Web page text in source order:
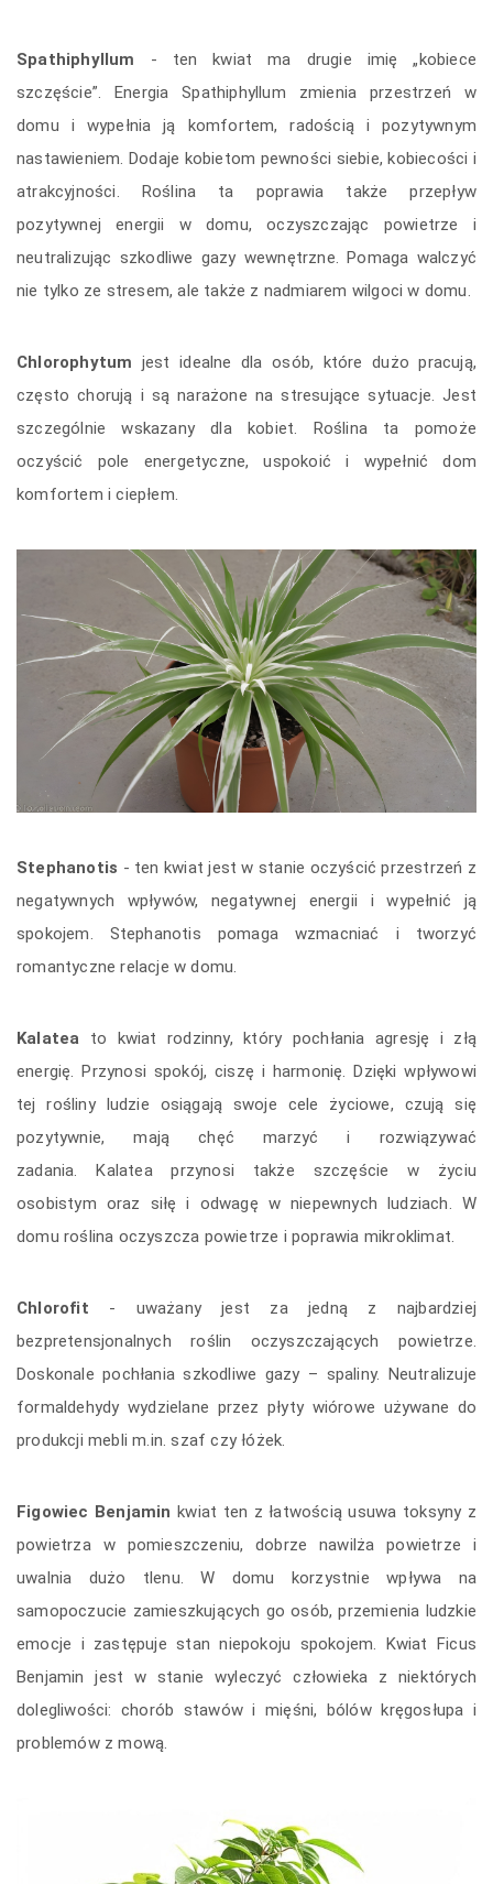
Spathiphyllum - ten kwiat ma drugie imię „kobiece
szczęście”. Energia Spathiphyllum zmienia przestrzeń w
domu i wypełnia ją komfortem, radością i pozytywnym
nastawieniem. Dodaje kobietom pewności siebie, kobiecości i
atrakcyjności. Roślina ta poprawia także przepływ
pozytywnej energii w domu, oczyszczając powietrze i
neutralizując szkodliwe gazy wewnętrzne. Pomaga walczyć
nie tylko ze stresem, ale także z nadmiarem wilgoci w domu.
Chlorophytum jest idealne dla osób, które dużo pracują,
często chorują i są narażone na stresujące sytuacje. Jest
szczególnie wskazany dla kobiet. Roślina ta pomoże
oczyścić pole energetyczne, uspokoić i wypełnić dom
komfortem i ciepłem.
Stephanotis - ten kwiat jest w stanie oczyścić przestrzeń z
negatywnych wpływów, negatywnej energii i wypełnić ją
spokojem. Stephanotis pomaga wzmacniać i tworzyć
romantyczne relacje w domu.
Kalatea to kwiat rodzinny, który pochłania agresję i złą
energię. Przynosi spokój, ciszę i harmonię. Dzięki wpływowi
tej rośliny ludzie osiągają swoje cele życiowe, czują się
pozytywnie, mają chęć marzyć i rozwiązywać
zadania. Kalatea przynosi także szczęście w życiu
osobistym oraz siłę i odwagę w niepewnych ludziach. W
domu roślina oczyszcza powietrze i poprawia mikroklimat.
Chlorofit - uważany jest za jedną z najbardziej
bezpretensjonalnych roślin oczyszczających powietrze.
Doskonale pochłania szkodliwe gazy – spaliny. Neutralizuje
formaldehydy wydzielane przez płyty wiórowe używane do
produkcji mebli m.in. szaf czy łóżek.
Figowiec Benjamin kwiat ten z łatwością usuwa toksyny z
powietrza w pomieszczeniu, dobrze nawilża powietrze i
uwalnia dużo tlenu. W domu korzystnie wpływa na
samopoczucie zamieszkujących go osób, przemienia ludzkie
emocje i zastępuje stan niepokoju spokojem. Kwiat Ficus
Benjamin jest w stanie wyleczyć człowieka z niektórych
dolegliwości: chorób stawów i mięśni, bólów kręgosłupa i
problemów z mową.